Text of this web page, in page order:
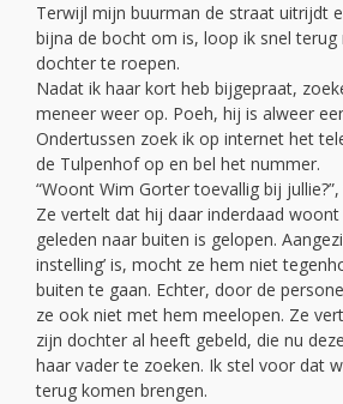
Terwijl mijn buurman de straat uitrijdt
bijna de bocht om is, loop ik snel
dochter te roepen.
Nadat ik haar kort heb bijgepraat,
meneer weer op. Poeh, hij is alweer
Ondertussen zoek ik op internet het
de Tulpenhof op en bel het nummer.
“Woont Wim Gorter toevallig bij
Ze vertelt dat hij daar inderdaad
geleden naar buiten is gelopen.
instelling’ is, mocht ze hem niet
buiten te gaan. Echter, door de
ze ook niet met hem meelopen. Ze
zijn dochter al heeft gebeld, die nu
haar vader te zoeken. Ik stel voor dat
terug komen brengen.